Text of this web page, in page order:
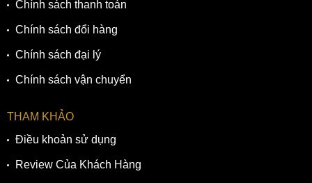
Chính sách thanh toán
Chính sách đổi hàng
Chính sách đại lý
Chính sách vận chuyển
THAM KHẢO
Điều khoản sử dụng
Review Của Khách Hàng